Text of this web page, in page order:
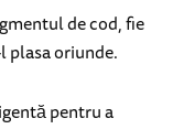
de cod, fie
plasa oriunde.
pentru a